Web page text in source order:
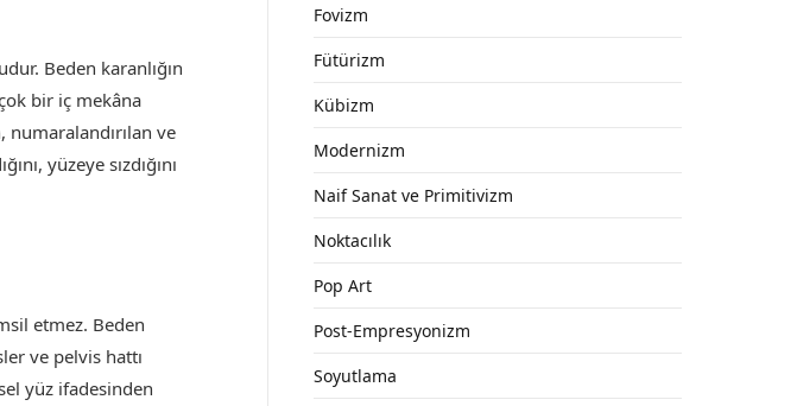
Beden karanlığın
bir iç mekâna
numaralandırılan ve
yüzeye sızdığını
etmez. Beden
ve pelvis hattı
yüz ifadesinden
Fovizm
Fütürizm
Kübizm
Modernizm
Naif Sanat ve Primitivizm
Noktacılık
Pop Art
Post-Empresyonizm
Soyutlama